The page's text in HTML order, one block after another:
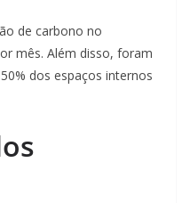
de carbono no
mês. Além disso, foram
dos espaços internos